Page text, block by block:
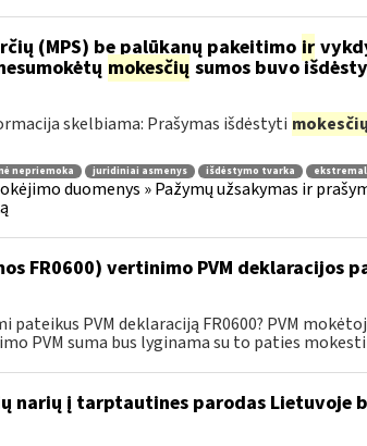
(MPS) be palūkanų pakeitimo ir
mokesčių sumos buvo
skelbiama: Prašymas išdėstyti mokesčių
nepriemoka juridiniai asmenys išdėstymo tvarka
duomenys » Pažymų užsakymas ir
FR0600) vertinimo PVM deklaracijos
pateikus PVM deklaraciją FR0600? PVM
PVM suma bus lyginama su to paties
narių į tarptautines parodas Lietuvoje